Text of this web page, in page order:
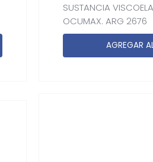
SUSTANCIA
OCUMAX. ARG 2676
AGREGAR